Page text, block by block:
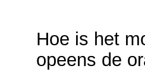
Hoe is het
opeens de